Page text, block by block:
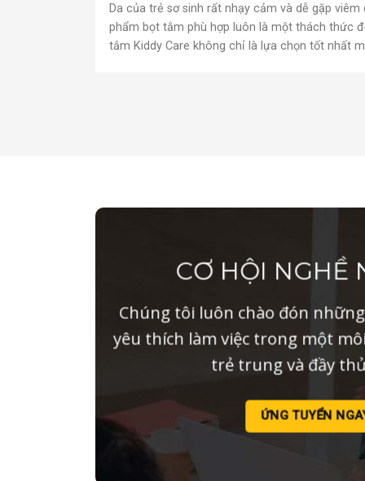
Da của trẻ sơ sinh rất nhạy cảm và dễ gặp
phẩm bọt tắm phù hợp luôn là một thách thức
tắm Kiddy Care không chỉ là lựa chọn tốt nhất
CƠ HỘI NGHỀ
Chúng tôi luôn chào đón
yêu thích làm việc trong một
trẻ trung và đầy
ỨNG TUYỂN